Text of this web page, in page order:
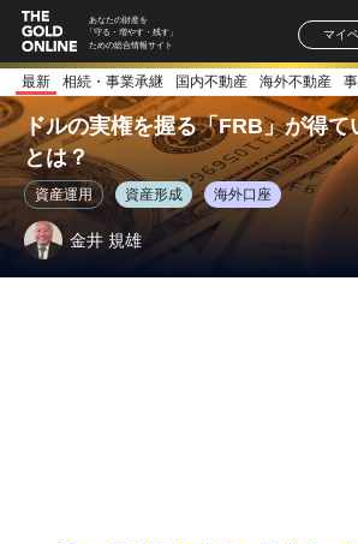
あなたの財産を
「守る・増やす・残す」
ための総合情報サイト
マイ
最新 相続・事業承継 国内不動産 海外不動産
ドルの実権を握る「FRB」が得て
とは？
資産運用 資産形成 海外口座
金井 規雄